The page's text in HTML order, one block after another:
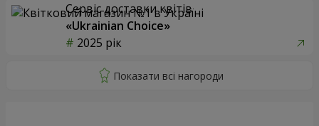
Сервіс доставки квітів
«Ukrainian Choice»
2025 рік